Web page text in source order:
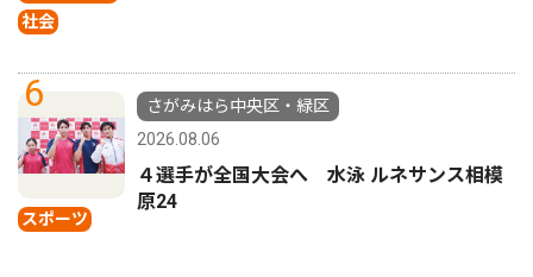
社会
6
スポーツ
さがみはら中央区・緑区
2026.08.06
４選手が全国大会へ 水泳 ルネサンス相模
原24